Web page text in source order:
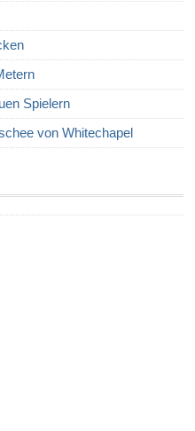
Spielern
von Whitechapel